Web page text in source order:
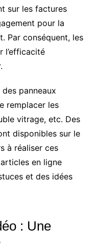
sur les factures
pour la
Par conséquent, les
l’efficacité
des panneaux
remplacer les
vitrage, etc. Des
disponibles sur le
à réaliser ces
en ligne
et des idées
: Une